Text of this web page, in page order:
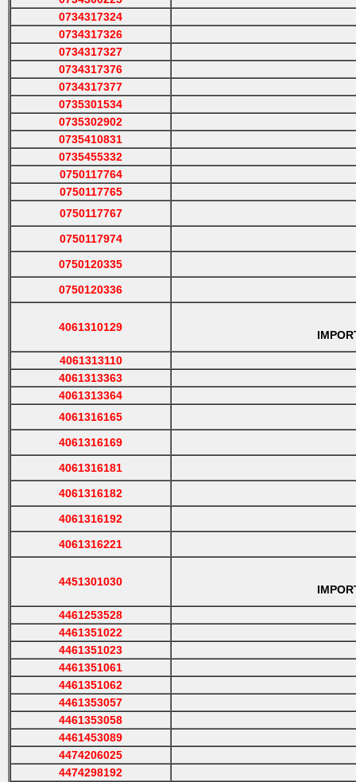
0734317324
0734317326
0734317327
0734317376
0734317377
0735301534
0735302902
0735410831
0735455332
0750117764
0750117765
0750117767
0750117974
0750120335
0750120336
4061310129
4061313110
4061313363
4061313364
4061316165
4061316169
4061316181
4061316182
4061316192
4061316221
4451301030
4461253528
4461351022
4461351023
4461351061
4461351062
4461353057
4461353058
4461453089
4474206025
4474298192